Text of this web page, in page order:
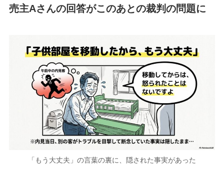
売主Aさんの回答がこのあとの裁判の問題に
「もう大丈夫」の言葉の裏に、隠された事実があった